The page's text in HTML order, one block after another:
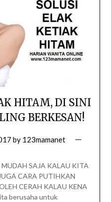
HITAM, DI SINI
BERKESAN!
by 123mamanet
SAJA KALAU KITA
CARA PUTIHKAN
CERAH KALAU KENA
berusaha untuk